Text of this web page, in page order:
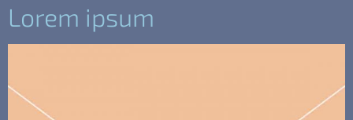
Lorem ipsum